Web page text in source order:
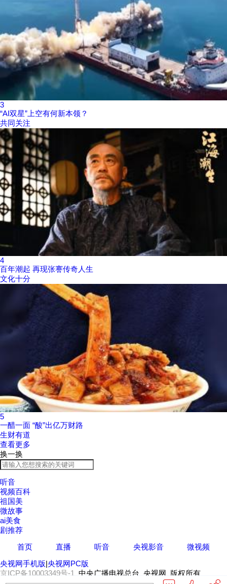
3
“AI双星”上空有何新本领？
共同关注
4
百年潮起 再现张謇传奇人生
文化十分
5
一醋一面 “酸”出亿万财路
生财有道
查看更多
换一换
听音
视频百科
祖国美
微故事
ai美食
剧推荐
首页
直播 听音 央视影音
微视频
央视网手机版|央视网PC版
京ICP备10003349号-1
中央广播电视总台 央视网 版权所有